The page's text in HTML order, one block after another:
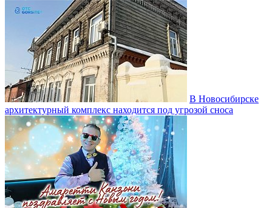
В Новосибирске
архитектурный комплекс находится под угрозой сноса